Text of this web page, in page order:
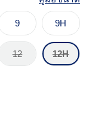
9 9H
12 12H